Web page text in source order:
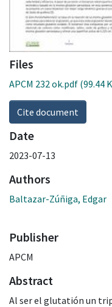
Files
APCM 232 ok.pdf (99.44
Cite document
Date
2023-07-13
Authors
Baltazar-Zúñiga, Edgar
Publisher
APCM
Abstract
Al ser el glutatión un